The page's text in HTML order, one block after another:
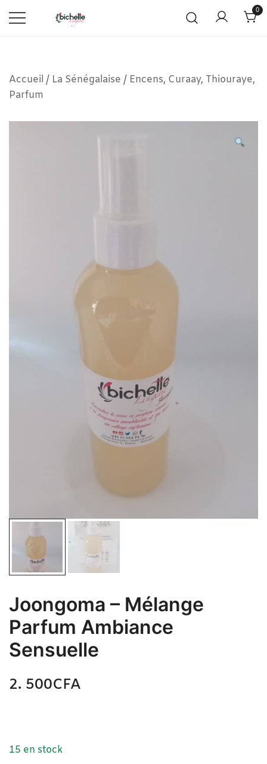
0
Accueil / La Sénégalaise / Encens, Curaay, Thiouraye,
Parfum
Joongoma – Mélange
Parfum Ambiance
Sensuelle
2. 500CFA
15 en stock